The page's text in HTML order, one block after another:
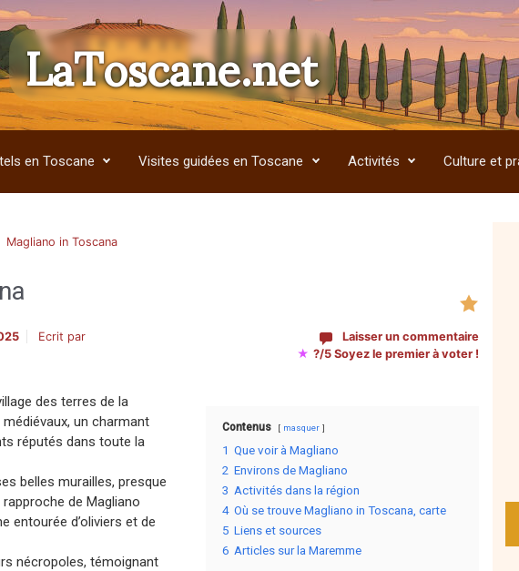
LaToscane.net
en Toscane Visites guidées en Toscane Activités Culture et
Magliano in Toscana
Ecrit par
Laisser un commentaire
★ ?/5 Soyez le premier à voter !
Contenus masquer
1 Que voir à Magliano
2 Environs de Magliano
3 Activités dans la région
4 Où se trouve Magliano in Toscana, carte
5 Liens et sources
6 Articles sur la Maremme
des terres de la
un charmant
réputés dans toute la
belles murailles, presque
de Magliano
entourée d’oliviers et de
nécropoles, témoignant